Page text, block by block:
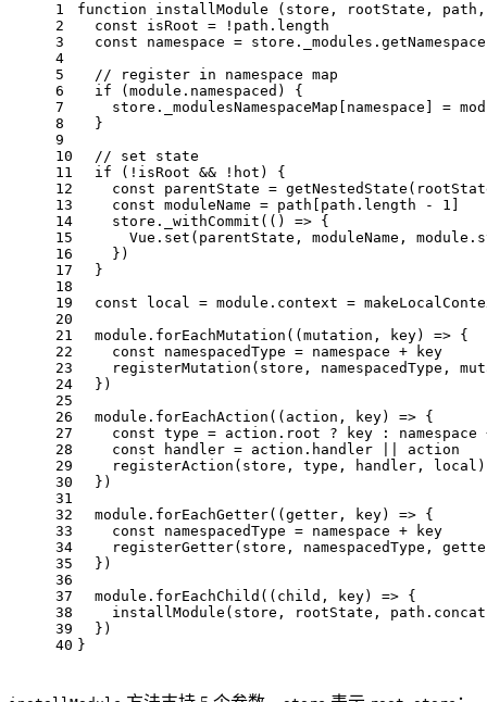
1
2
3
4
5
6
7
8
9
10
11
12
13
14
15
16
17
18
19
20
21
22
23
24
25
26
27
28
29
30
31
32
33
34
35
36
37
38
39
40
function installModule ( store, rootState,
const isRoot = !path. length
const namespace = store. _modules . getNamespace
// register in namespace map
if ( module . namespaced ) {
    store.
_modulesNamespaceMap [namespace] =
  }
// set state
if (!isRoot && !hot) {
const parentState = getNestedState
const moduleName = path[path. length - 1
    store.
_withCommit ( () => {
Vue . set (parentState, moduleName, module .
    })
  }
const local = module . context =
module . forEachMutation ( ( mutation, key) => {
const namespacedType = namespace + key
registerMutation (store, namespacedType,
  })
module . forEachAction ( ( action, key) => {
const type = action. root ? key : namespace
const handler = action. handler || action
registerAction (store, type, handler, local)
  })
module . forEachGetter( ( getter, key) => {
const namespacedType = namespace + key
registerGetter(store, namespacedType,
  })
module . forEachChild ( ( child, key) => {
installModule (store, rootState, path. concat
  })
}